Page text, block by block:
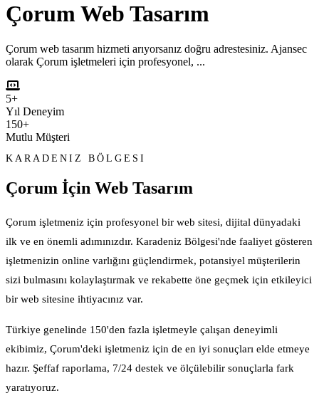
ÇorumWeb Tasarım
Çorum web tasarım hizmeti arıyorsanız doğru adrestesiniz. Ajansec
olarak Çorum işletmeleri için profesyonel, ...
5+
Yıl Deneyim
150+
Mutlu Müşteri
KARADENIZ BÖLGESI
Çorum İçin Web Tasarım
Çorum işletmeniz için profesyonel bir web sitesi, dijital dünyadaki
ilk ve en önemli adımınızdır. Karadeniz Bölgesi'nde faaliyet gösteren
işletmenizin online varlığını güçlendirmek, potansiyel müşterilerin
sizi bulmasını kolaylaştırmak ve rekabette öne geçmek için etkileyici
bir web sitesine ihtiyacınız var.
Türkiye genelinde 150'den fazla işletmeyle çalışan deneyimli
ekibimiz, Çorum'deki işletmeniz için de en iyi sonuçları elde etmeye
hazır. Şeffaf raporlama, 7/24 destek ve ölçülebilir sonuçlarla fark
yaratıyoruz.